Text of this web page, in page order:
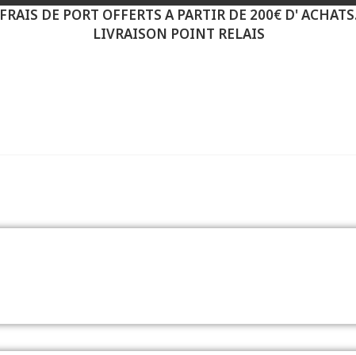
FRAIS DE PORT OFFERTS A PARTIR DE 200€ D'
LIVRAISON POINT RELAIS